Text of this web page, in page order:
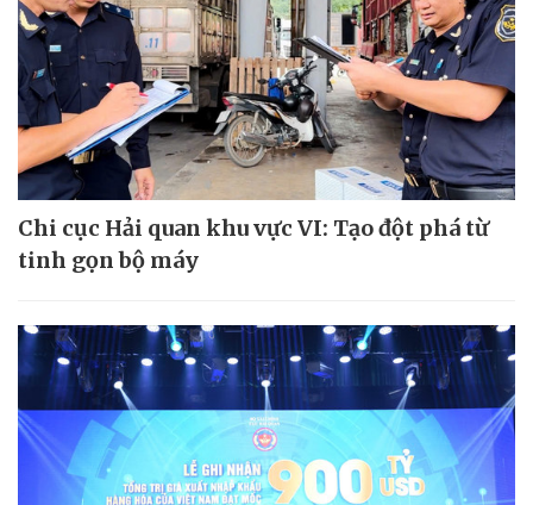
Chi cục Hải quan khu vực VI: Tạo đột phá từ
tinh gọn bộ máy